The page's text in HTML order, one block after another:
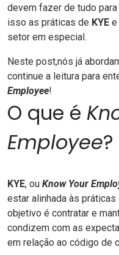
devem fazer de tudo
isso as práticas de KYE e
setor em especial.
Neste post,nós já
continue a leitura para
Employee!
O que é
Employee?
KYE, ou Know Your
estar alinhada às práticas
objetivo é contratar e
condizem com as
em relação ao código de